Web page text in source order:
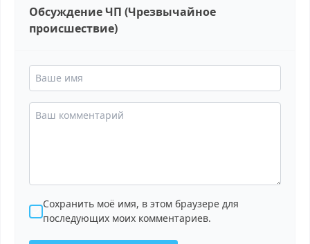
Обсуждение ЧП (Чрезвычайное
происшествие)
Сохранить моё имя, в этом браузере для
последующих моих комментариев.